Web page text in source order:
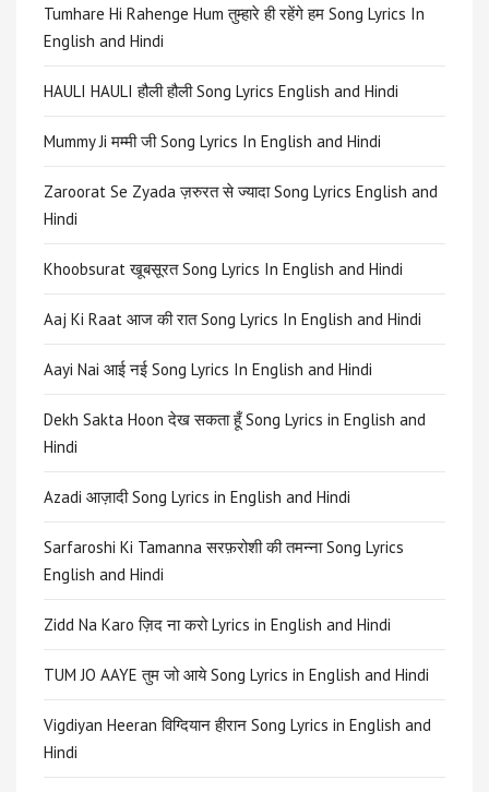
Tumhare Hi Rahenge Hum तुम्हारे ही रहेंगे हम Song Lyrics In
English and Hindi
HAULI HAULI हौली हौली Song Lyrics English and Hindi
Mummy Ji मम्मी जी Song Lyrics In English and Hindi
Zaroorat Se Zyada ज़रुरत से ज्यादा Song Lyrics English and
Hindi
Khoobsurat खूबसूरत Song Lyrics In English and Hindi
Aaj Ki Raat आज की रात Song Lyrics In English and Hindi
Aayi Nai आई नई Song Lyrics In English and Hindi
Dekh Sakta Hoon देख सकता हूँ Song Lyrics in English and
Hindi
Azadi आज़ादी Song Lyrics in English and Hindi
Sarfaroshi Ki Tamanna सरफ़रोशी की तमन्ना Song Lyrics
English and Hindi
Zidd Na Karo ज़िद ना करो Lyrics in English and Hindi
TUM JO AAYE तुम जो आये Song Lyrics in English and Hindi
Vigdiyan Heeran विग्दियान हीरान Song Lyrics in English and
Hindi